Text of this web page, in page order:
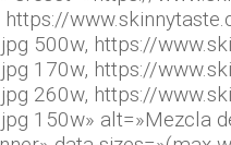
500w, https://
170w, https://
260w, https://
150w» alt=»Mezcla